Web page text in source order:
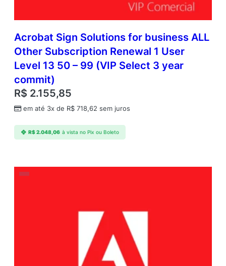
Acrobat Sign Solutions for business ALL
Other Subscription Renewal 1 User
Level 13 50 – 99 (VIP Select 3 year
commit)
R$ 2.155,85
em até 3x de R$ 718,62 sem juros
R$2.048,06 à vista no Pix ou Boleto